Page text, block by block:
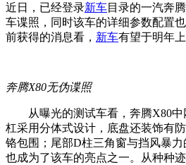
近日，已经登录新车目录的一汽奔
车谍照，同时该车的详细参数配置
前获得的消息看， 新车有望于明年
奔腾X80无伪谍照
从曝光的测试车看，奔腾X80中
杠采用分体式设计，底盘还装饰有
铬包围；尾部D柱三角窗与挡风暴力
也成为了该车的亮点之一。从种种